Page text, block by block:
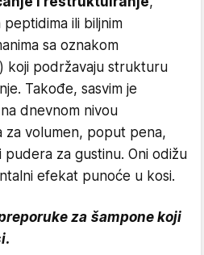
ili biljnim
sa oznakom
koji podržavaju strukturu
Takođe, sasvim je
na dnevnom nivou
za volumen, poput pena,
za gustinu. Oni odižu
efekat punoće u kosi.
za šampone koji